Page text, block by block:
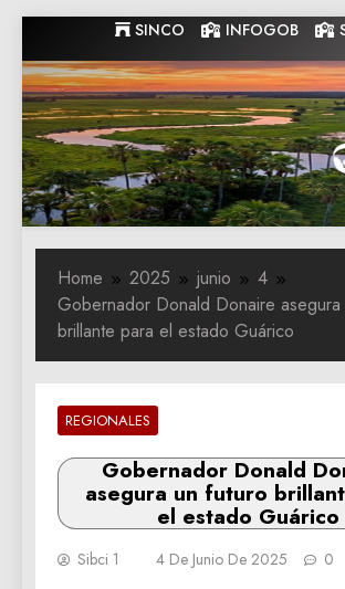
to
content
SINCO INFOGOB
de
Home 2025 junio
4
Gobernador Donald Donaire
brillante para el estado Guárico
REGIONALES
Gobernador Donald
asegura un futuro
el estado Guárico
Sibci 1 4 De Junio De 2025 0